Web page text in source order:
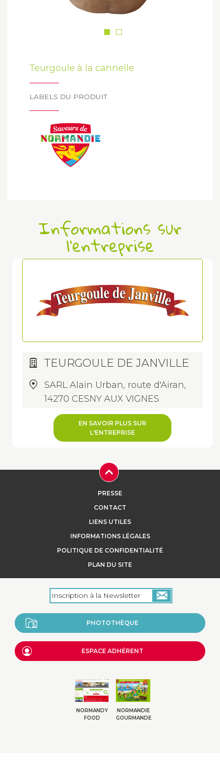
Teurgoule à la cannelle
LABELS DU PRODUIT
Informations sur
l'entreprise
TEURGOULE DE JANVILLE
SARL Alain Urban, route d'Airan,
14270 CESNY AUX VIGNES
EN SAVOIR PLUS SUR
L'ENTREPRISE
PRESSE
CONTACT
LIENS UTILES
INFORMATIONS LÉGALES
POLITIQUE DE CONFIDENTIALITÉ
PLAN DU SITE
PHOTOTHÈQUE
ESPACE ADHÉRENT
NORMANDY
FOOD
NORMANDIE
GOURMANDE